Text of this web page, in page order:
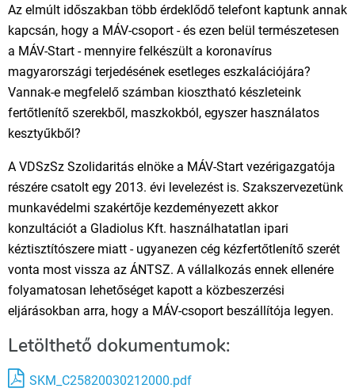
Az elmúlt időszakban több érdeklődő telefont kaptunk annak
kapcsán, hogy a MÁV-csoport - és ezen belül természetesen
a MÁV-Start - mennyire felkészült a koronavírus
magyarországi terjedésének esetleges eszkalációjára?
Vannak-e megfelelő számban kiosztható készleteink
fertőtlenítő szerekből, maszkokból, egyszer használatos
kesztyűkből?
A VDSzSz Szolidaritás elnöke a MÁV-Start vezérigazgatója
részére csatolt egy 2013. évi levelezést is. Szakszervezetünk
munkavédelmi szakértője kezdeményezett akkor
konzultációt a Gladiolus Kft. használhatatlan ipari
kéztisztítószere miatt - ugyanezen cég kézfertőtlenítő szerét
vonta most vissza az ÁNTSZ. A vállalkozás ennek ellenére
folyamatosan lehetőséget kapott a közbeszerzési
eljárásokban arra, hogy a MÁV-csoport beszállítója legyen.
Letölthető dokumentumok:
SKM_C25820030212000.pdf